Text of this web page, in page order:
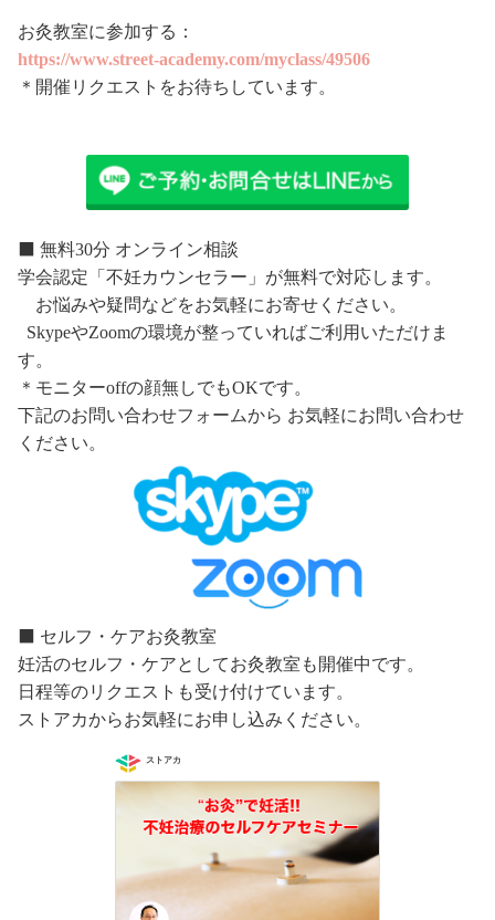
お灸教室に参加する：
https://www.street-academy.com/myclass/49506
＊開催リクエストをお待ちしています。
⬛️ 無料30分 オンライン相談
学会認定「不妊カウンセラー」が無料で対応します。
お悩みや疑問などをお気軽にお寄せください。
SkypeやZoomの環境が整っていればご利用いただけま
す。
＊モニターoffの顔無しでもOKです。
下記のお問い合わせフォームから お気軽にお問い合わせ
ください。
⬛️ セルフ・ケアお灸教室
妊活のセルフ・ケアとしてお灸教室も開催中です。
日程等のリクエストも受け付けています。
ストアカからお気軽にお申し込みください。
ストアカ